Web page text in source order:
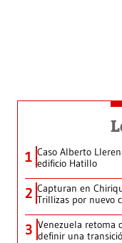
1 Caso Alberto
edificio Hatillo
2 Capturan en
Trillizas por nuevo
3 Venezuela retoma
definir una